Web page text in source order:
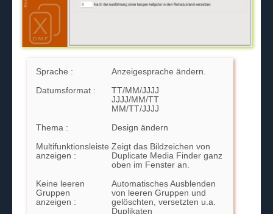
Sprache : Anzeigesprache ändern.
Datumsformat :
TT/MM/JJJJ
JJJJ/MM/TT
MM/TT/JJJJ
Thema : Design ändern
Multifunktionsleiste
anzeigen :
Zeigt das Bildzeichen von
Duplicate Media Finder ganz
oben im Fenster an.
Keine leeren
Gruppen
anzeigen :
Automatisches Ausblenden
von leeren Gruppen und
gelöschten, versetzten u.a.
Duplikaten